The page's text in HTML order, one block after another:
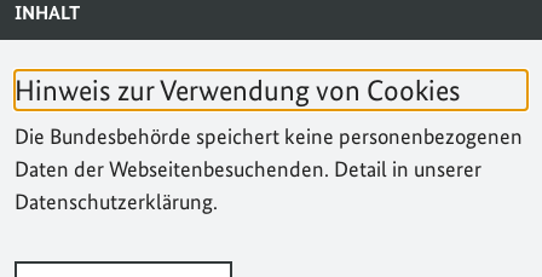
Hinweis zur Verwendung von Cookies
Die Bundesbehörde speichert keine personenbezogenen
Daten der Webseitenbesuchenden. Detail in unserer
Datenschutzerklärung.
INHALT
BARRIERE MELDEN
KONTAKT